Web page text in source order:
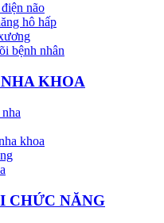
não
hô hấp
bệnh nhân
KHOA
khoa
CHỨC NĂNG